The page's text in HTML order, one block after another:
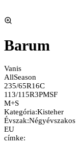
Barum
Vanis
AllSeason
235/65R16C
113/115R3PMSF
M+S
Kategória:Kisteher
Évszak:Négyévszakos
EU
címke: